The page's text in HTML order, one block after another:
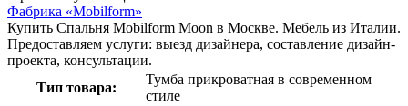
Фабрика «Mobilform»
Купить Спальня Mobilform Moon в Москве. Мебель из Италии.
Предоставляем услуги: выезд дизайнера, составление дизайн-
проекта, консультации.
Тип товара:
Тумба прикроватная в современном
стиле